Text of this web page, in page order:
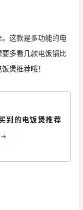
这款是多功能的电
多看几款电饭锅比
煲推荐哦！
到的电饭煲推荐
➔